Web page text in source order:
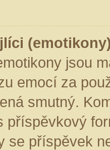
jsou
emocí za
smutný.
příspěvkový
se příspěvek